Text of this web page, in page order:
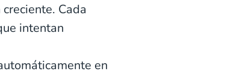
Cada
intentan
en